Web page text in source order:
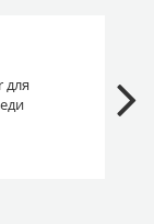
для